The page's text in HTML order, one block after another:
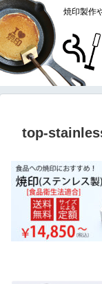
焼印製作
top-